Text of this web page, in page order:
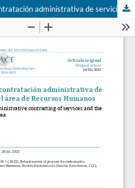
Relación entre el proceso de contratación administrativa de servicios y la optimización del área de recurso humano